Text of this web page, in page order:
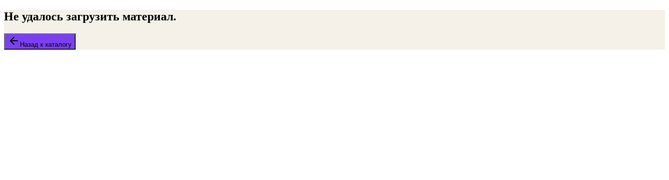
Не удалось загрузить материал.
Назад к каталогу